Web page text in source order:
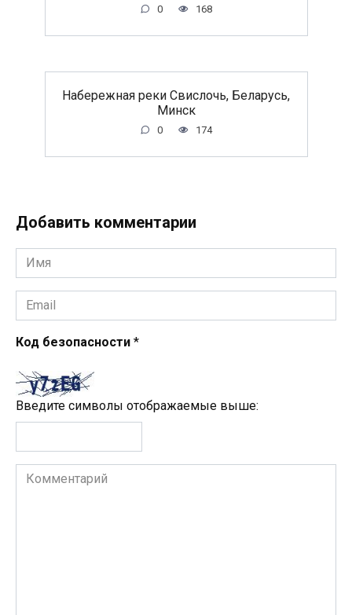
0 168
Набережная реки Свислочь, Беларусь,
Минск
0 174
Добавить комментарии
Имя
*
Email
*
Код безопасности *
Введите символы отображаемые выше:
Комментарий